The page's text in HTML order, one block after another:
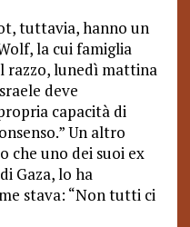
tuttavia, hanno un
la cui famiglia
razzo, lunedì mattina
deve
capacità di
Un altro
che uno dei suoi ex
Gaza, lo ha
stava: “Non tutti ci